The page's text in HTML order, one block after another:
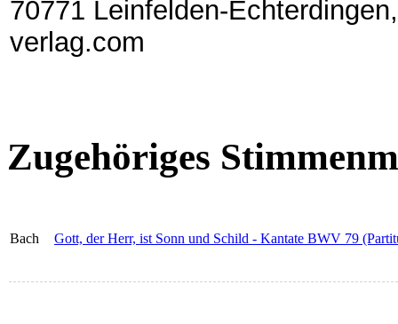
70771 Leinfelden-
verlag.com
Zugehöriges
Bach Gott, der Herr, ist Sonn und Schild - Kantate BWV 79